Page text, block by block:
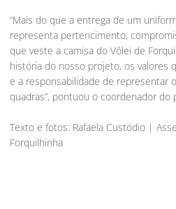
“Mais do que a entrega de um
representa pertencimento,
que veste a camisa do Vôlei de
história do nosso projeto, os valores
e a responsabilidade de representar
quadras”, pontuou o coordenador do
Texto e fotos: Rafaela Custódio |
Forquilhinha